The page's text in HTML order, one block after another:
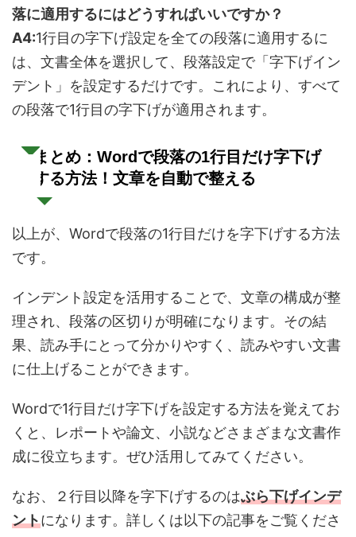
落に適用するにはどうすればいいですか？
A4:1行目の字下げ設定を全ての段落に適用するに
は、文書全体を選択して、段落設定で「字下げイン
デント」を設定するだけです。これにより、すべて
の段落で1行目の字下げが適用されます。
まとめ：Wordで段落の1行目だけ字下げ
する方法！文章を自動で整える
以上が、Wordで段落の1行目だけを字下げする方法
です。
インデント設定を活用することで、文章の構成が整
理され、段落の区切りが明確になります。その結
果、読み手にとって分かりやすく、読みやすい文書
に仕上げることができます。
Wordで1行目だけ字下げを設定する方法を覚えてお
くと、レポートや論文、小説などさまざまな文書作
成に役立ちます。ぜひ活用してみてください。
なお、２行目以降を字下げするのはぶら下げインデ
ントになります。詳しくは以下の記事をご覧くださ